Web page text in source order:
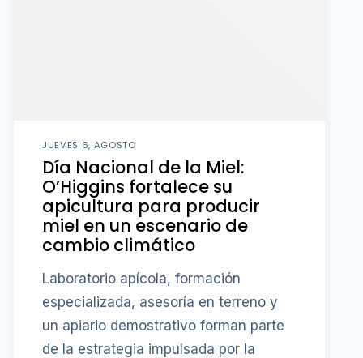
JUEVES 6, AGOSTO
Día Nacional de la Miel:
O’Higgins fortalece su
apicultura para producir
miel en un escenario de
cambio climático
Laboratorio apícola, formación
especializada, asesoría en terreno y
un apiario demostrativo forman parte
de la estrategia impulsada por la